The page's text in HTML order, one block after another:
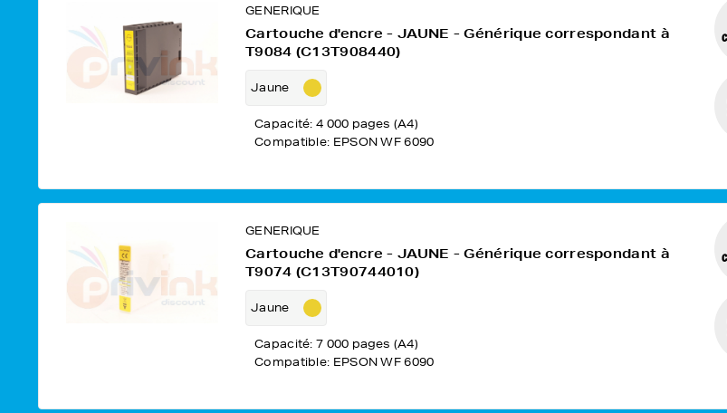
GENERIQUE
Cartouche d'encre - JAUNE - Générique correspondant à
T9084 (C13T908440)
Jaune
Capacité: 4 000 pages (A4)
Compatible: EPSON WF 6090
GENERIQUE
Cartouche d'encre - JAUNE - Générique correspondant à
T9074 (C13T90744010)
Jaune
Capacité: 7 000 pages (A4)
Compatible: EPSON WF 6090